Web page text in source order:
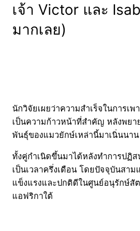
เจ้า Victor และ
มากเลย)
นักวิจัยเผยว่าความสำเร็จในการเ
เป็นความก้าวหน้าที่สำคัญ หลังพยา
พันธุ์ของแมวยักษ์เหล่านี้มาเนิ่นนาน
ทั้งคู่กำเนิดขึ้นมาได้หลังทำการปฏิ
เป็นเวลาครึ่งเดือน โดยปัจจุบันสา
แข็งแรงและปกติดีในศูนย์อนุรักษ์สั
แอฟริกาใต้